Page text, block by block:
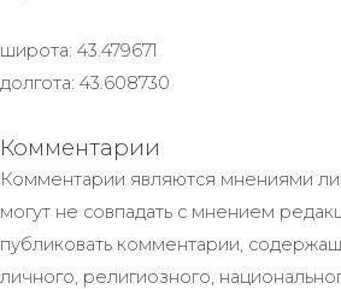
широта: 43.479671
долгота: 43.608730
Комментарии
Комментарии являются мнениями
могут не совпадать с мнением
публиковать комментарии,
личного, религиозного,